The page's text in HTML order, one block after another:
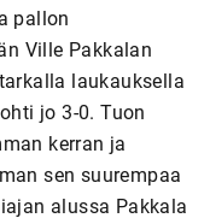
pallon
Ville Pakkalan
laukauksella
jo 3-0. Tuon
kerran ja
sen suurempaa
alussa Pakkala